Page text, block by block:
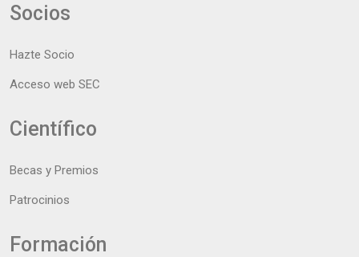
Socios
Hazte Socio
Acceso web SEC
Científico
Becas y Premios
Patrocinios
Formación